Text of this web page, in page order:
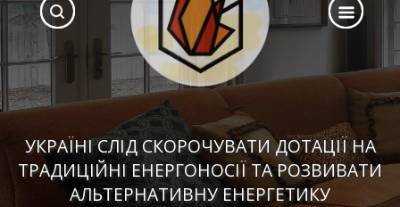
УКРАЇНІ СЛІД СКОРОЧУВАТИ ДОТАЦІЇ НА
ТРАДИЦІЙНІ ЕНЕРГОНОСІЇ ТА РОЗВИВАТИ
АЛЬТЕРНАТИВНУ ЕНЕРГЕТИКУ